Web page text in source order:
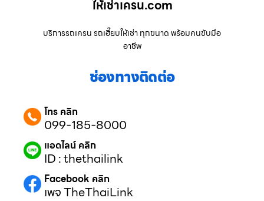
ให้เช่าเครน.com
บริการรถเครน รถเฮี๊ยบให้เช่า ทุกขนาด พร้อมคนขับมือ
อาชีพ
ช่องทางติดต่อ
โทร คลิก
099-185-8000
แอดไลน์ คลิก
ID : thethailink
Facebook คลิก
เพจ TheThaiLink